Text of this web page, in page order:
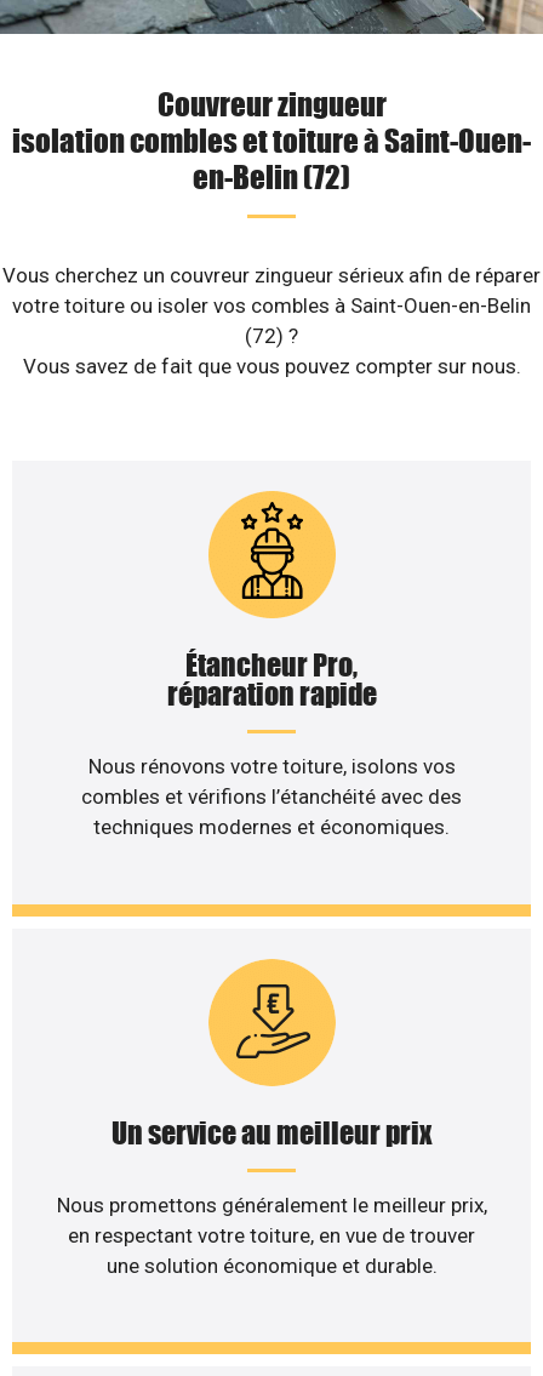
Couvreur zingueur
isolation combles et toiture à Saint-Ouen-
en-Belin (72)
Vous cherchez un couvreur zingueur sérieux afin de réparer
votre toiture ou isoler vos combles à Saint-Ouen-en-Belin
(72) ?
Vous savez de fait que vous pouvez compter sur nous.
Étancheur Pro,
réparation rapide
Nous rénovons votre toiture, isolons vos
combles et vérifions l’étanchéité avec des
techniques modernes et économiques.
Un service au meilleur prix
Nous promettons généralement le meilleur prix,
en respectant votre toiture, en vue de trouver
une solution économique et durable.